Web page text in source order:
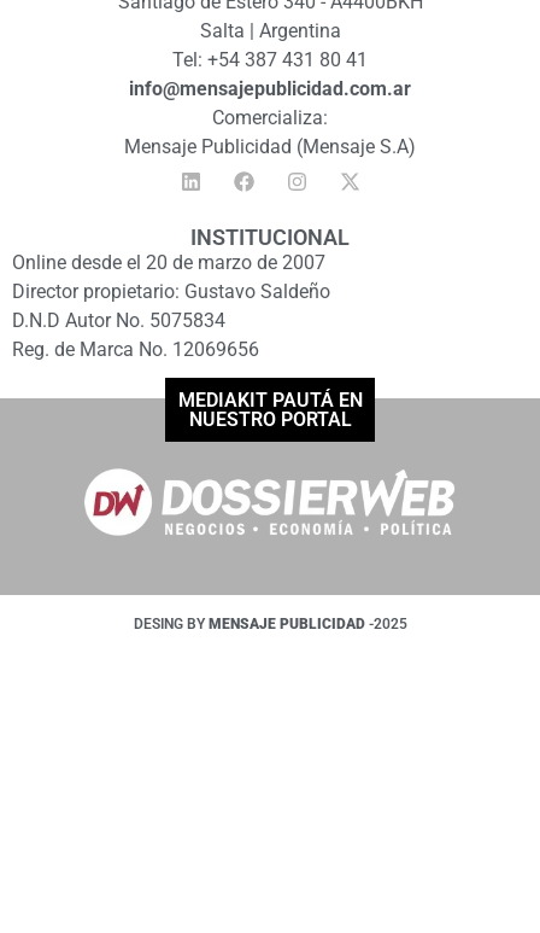
Salta | Argentina
Tel: +54 387 431 80 41
info@mensajepublicidad.com.ar
Comercializa:
Mensaje Publicidad (Mensaje S.A)
INSTITUCIONAL
Online desde el 20 de marzo de 2007
Director propietario: Gustavo Saldeño
D.N.D Autor No. 5075834
Reg. de Marca No. 12069656
MEDIAKIT PAUTÁ EN
NUESTRO PORTAL
DESING BY MENSAJE PUBLICIDAD -2025